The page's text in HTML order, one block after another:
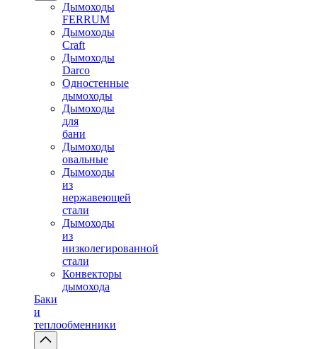
Дымоходы
FERRUM
Дымоходы
Craft
Дымоходы
Darco
Одностенные
дымоходы
Дымоходы
для
бани
Дымоходы
овальные
Дымоходы
из
нержавеющей
стали
Дымоходы
из
низколегированной
стали
Конвекторы
дымохода
Баки
и
теплообменники